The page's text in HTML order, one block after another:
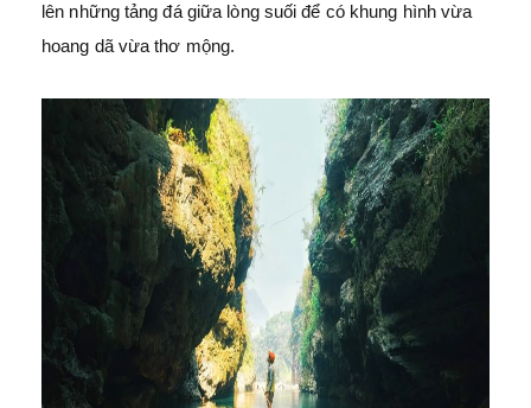
lên những tảng đá giữa lòng suối để có khung hình vừa
hoang dã vừa thơ mộng.